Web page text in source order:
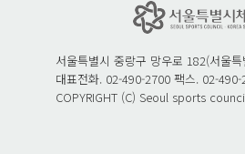
서울특별시 중랑구 망우로 182(서울
대표전화. 02-490-2700 팩스. 02-490-
COPYRIGHT (C) Seoul sports